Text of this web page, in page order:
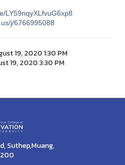
LY59nqyXLfvuG6xp8
j/6766995088
19, 2020 1:30 PM
19, 2020 3:30 PM
Suthep,Muang,